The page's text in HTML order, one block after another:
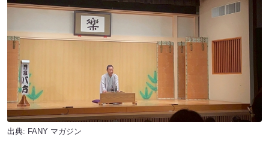
わるエピソードを披露。そして「『芸は盗め』という師匠
の教えどおり、舞台袖から見て覚えたネタです」と「平
林」を口演しました。丁稚のとぼけたかわいさを軽快なテ
ンポで演じきります。
続いて月亭方正が登場。方正は「師匠は真実の人」と熱く
語り、自身が「山崎邦正」から「月亭方正」になったエピ
ソードを交えながら、師弟関係の深さをにじませます。こ
の日のネタは相撲を題材にした「大安売り」。ユニークな